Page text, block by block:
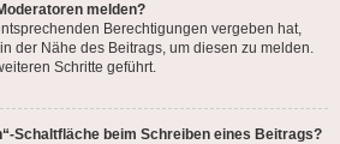
melden?
Berechtigungen vergeben hat,
der Nähe des Beitrags, um diesen zu melden.
Schritte geführt.
Schaltfläche beim Schreiben eines Beitrags?